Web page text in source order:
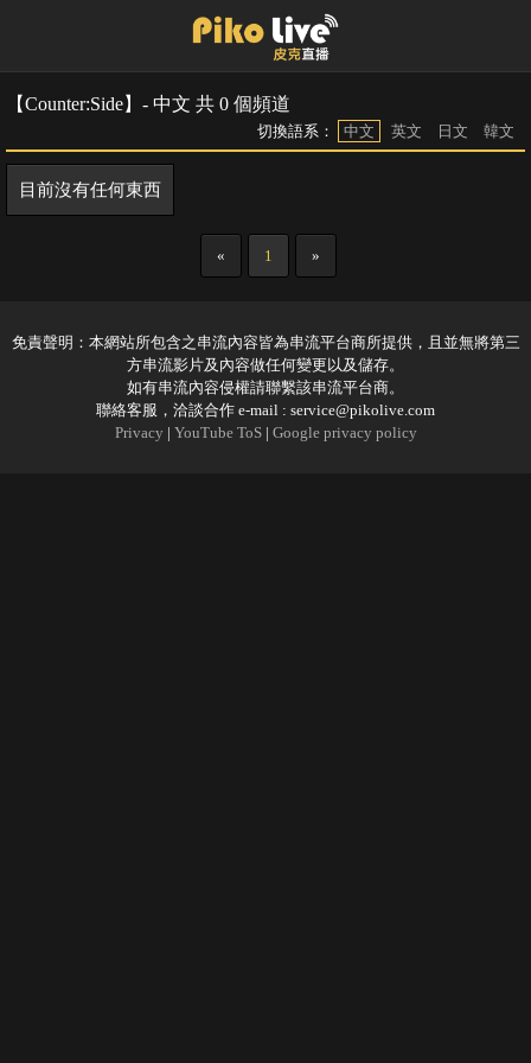
【Counter:Side】- 中文 共 0 個頻道
切換語系： 中文 英文 日文 韓文
目前沒有任何東西
« 1 »
免責聲明：本網站所包含之串流內容皆為串流平台商所提供，且並無將第三
方串流影片及內容做任何變更以及儲存。
如有串流內容侵權請聯繫該串流平台商。
聯絡客服，洽談合作 e-mail : service@pikolive.com
Privacy | YouTube ToS| Google privacy policy